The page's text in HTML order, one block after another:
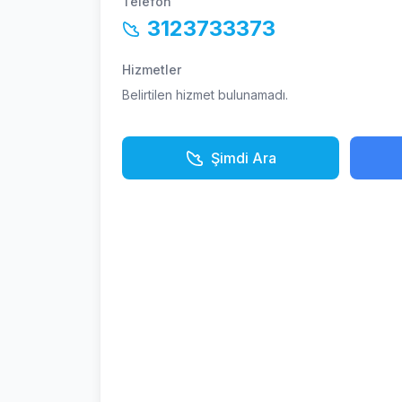
3123733373
Hizmetler
Belirtilen hizmet bulunamadı.
Şimdi Ara